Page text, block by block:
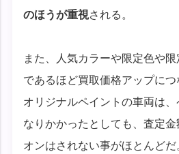
のほうが重視される。
また、人気カラーや限定色や
であるほど買取価格アップにつ
オリジナルペイントの車両は
なりかかったとしても、査定
オンはされない事がほとんどだ